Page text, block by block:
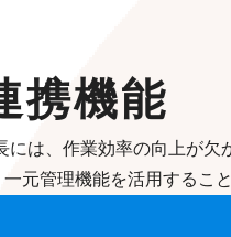
携機能
は、作業効率の向上が欠
元管理機能を活用するこ